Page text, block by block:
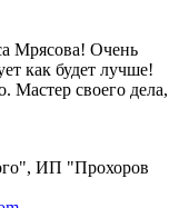
Мрясова! Очень
как будет лучше!
Мастер своего дела,
ИП "Прохоров